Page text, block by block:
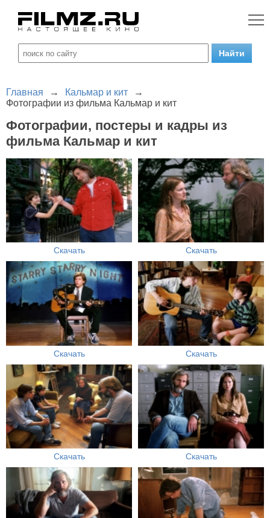
Главная → Кальмар и кит
→
Фотографии из фильма Кальмар и кит
Фотографии, постеры и кадры из
фильма Кальмар и кит
Скачать Скачать
Скачать Скачать
Скачать Скачать